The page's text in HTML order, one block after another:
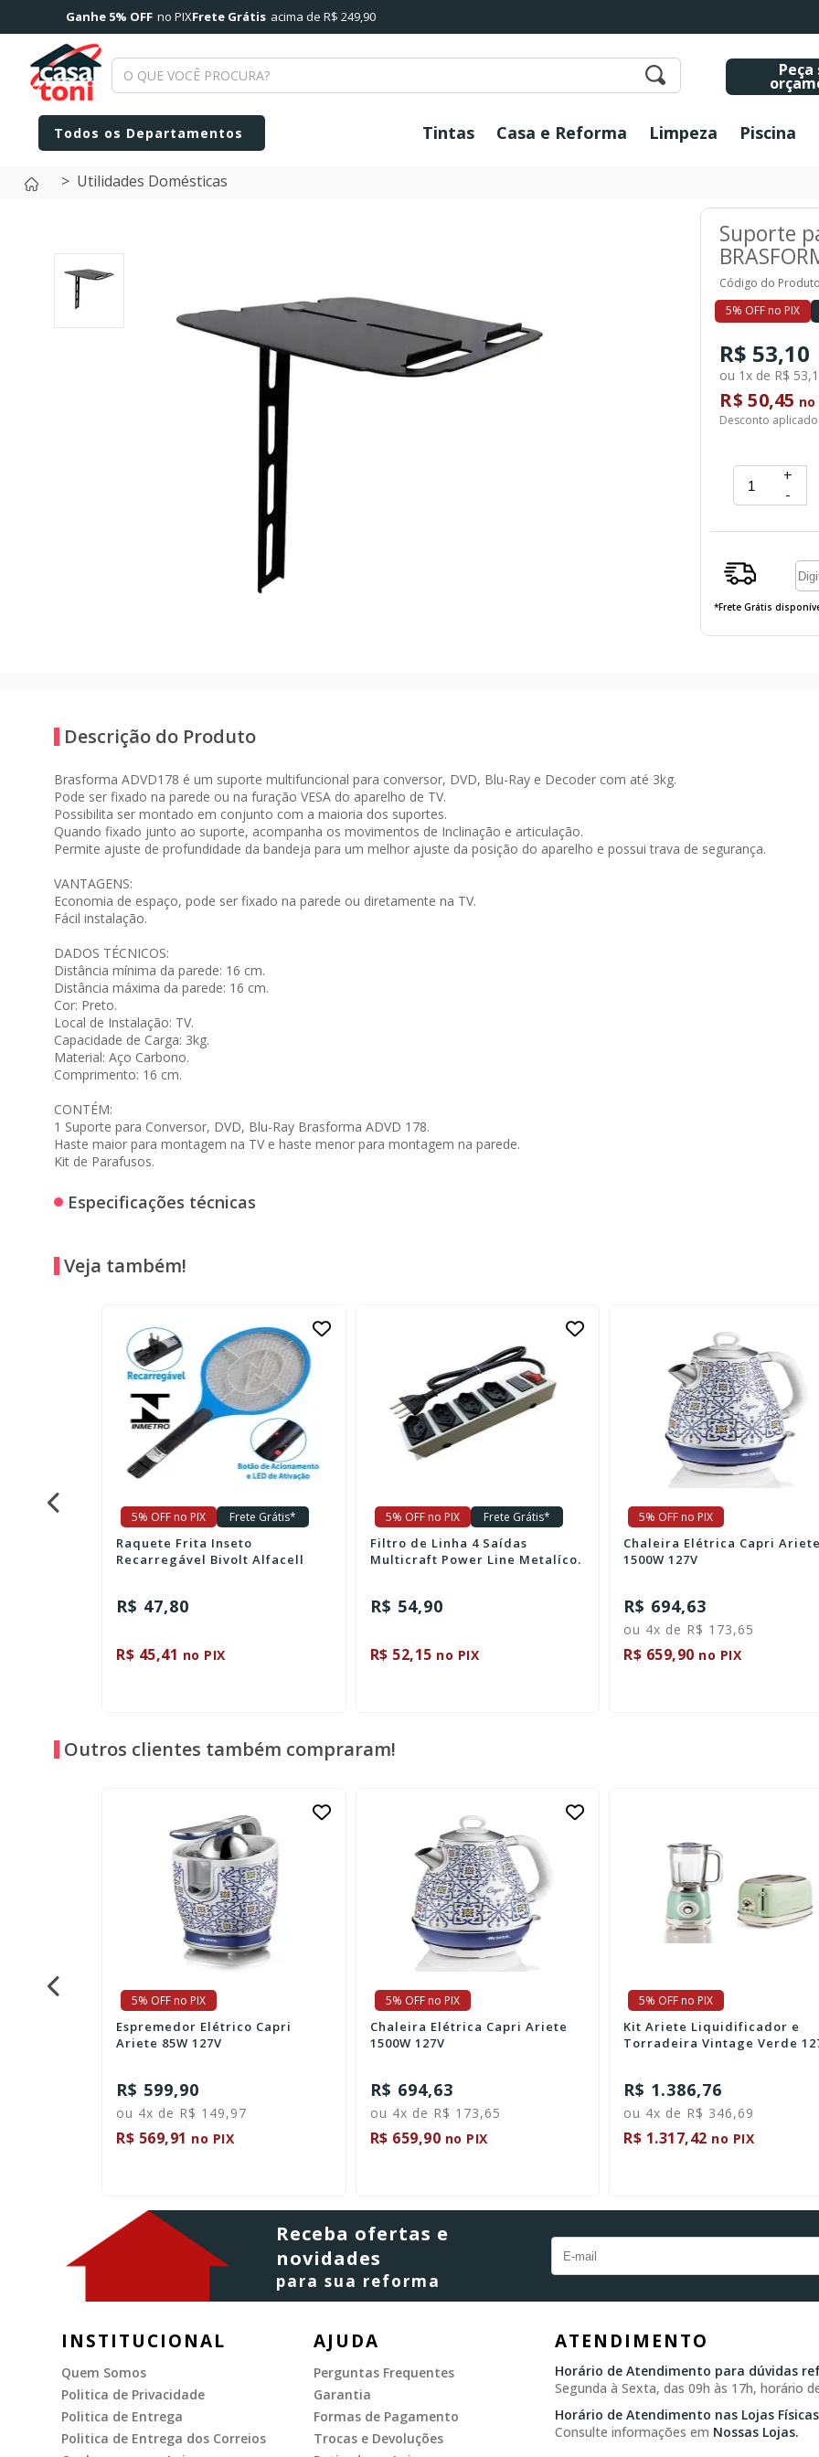
Ganhe 5% OFF no PIXFrete Grátis acima de R$ 249,90
Peça
Tintas Casa e Reforma Limpeza Piscina
Utilidades Domésticas
Suporte
Código do
5% OFF no PIX
R$ 53,10
ou 1x de R$
R$ 50,45 no
Desconto
+
-
*Frete Grátis
Descrição do Produto
Brasforma ADVD178 é um suporte multifuncional para conversor, DVD, Blu-Ray e Decoder com até 3kg.
Pode ser fixado na parede ou na furação VESA do aparelho de TV.
Possibilita ser montado em conjunto com a maioria dos suportes.
Quando fixado junto ao suporte, acompanha os movimentos de Inclinação e articulação.
Permite ajuste de profundidade da bandeja para um melhor ajuste da posição do aparelho e possui trava de segurança.
VANTAGENS:
Economia de espaço, pode ser fixado na parede ou diretamente na TV.
Fácil instalação.
DADOS TÉCNICOS:
Distância mínima da parede: 16 cm.
Distância máxima da parede: 16 cm.
Cor: Preto.
Local de Instalação: TV.
Capacidade de Carga: 3kg.
Material: Aço Carbono.
Comprimento: 16 cm.
CONTÉM:
1 Suporte para Conversor, DVD, Blu-Ray Brasforma ADVD 178.
Haste maior para montagem na TV e haste menor para montagem na parede.
Kit de Parafusos.
Especificações técnicas
Veja também!
5% OFF no PIX Frete Grátis*
Raquete Frita Inseto
Recarregável Bivolt Alfacell
R$ 47,80
R$ 45,41 no PIX
5% OFF no PIX Frete Grátis*
Filtro de Linha 4 Saídas
Multicraft Power Line Metalíco.
R$ 54,90
R$ 52,15 no PIX
5% OFF no PIX
Chaleira Elétrica Capri Ariete
1500W 127V
R$ 694,63
ou 4x de R$ 173,65
R$ 659,90 no PIX
Outros clientes também compraram!
5% OFF no PIX
Espremedor Elétrico Capri
Ariete 85W 127V
R$ 599,90
ou 4x de R$ 149,97
R$ 569,91 no PIX
5% OFF no PIX
Chaleira Elétrica Capri Ariete
1500W 127V
R$ 694,63
ou 4x de R$ 173,65
R$ 659,90 no PIX
5% OFF no PIX
Kit Ariete Liquidificador e
Torradeira Vintage Verde
R$ 1.386,76
ou 4x de R$ 346,69
R$ 1.317,42 no PIX
Receba ofertas e
novidades
para sua reforma
INSTITUCIONAL
Quem Somos
Politica de Privacidade
Politica de Entrega
Politica de Entrega dos Correios
AJUDA
Perguntas Frequentes
Garantia
Formas de Pagamento
Trocas e Devoluções
ATENDIMENTO
Horário de Atendimento para dúvidas
Segunda à Sexta, das 09h às 17h, horário
Horário de Atendimento nas Lojas
Consulte informações em Nossas Lojas.